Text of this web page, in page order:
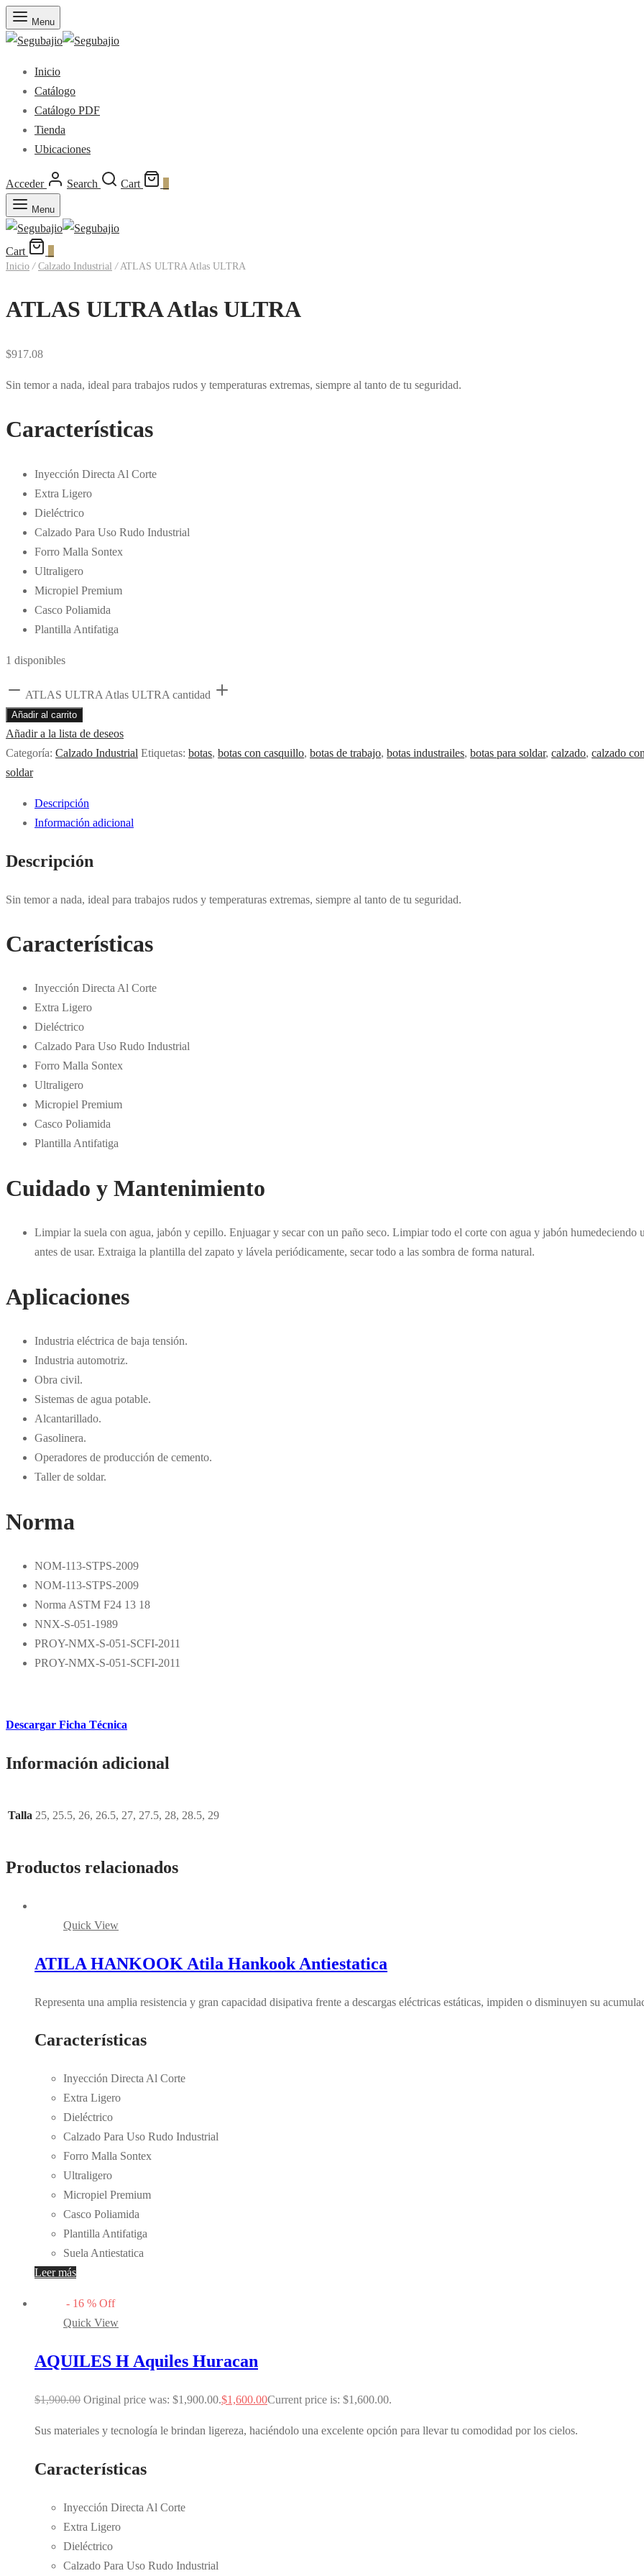
Menu
Inicio
Catálogo
Catálogo PDF
Tienda
Ubicaciones
Acceder Search Cart
Menu
Cart
Inicio / Calzado Industrial /ATLAS ULTRA Atlas ULTRA
ATLAS ULTRA Atlas ULTRA
$917.08
Sin temor a nada, ideal para trabajos rudos y temperaturas extremas, siempre al tanto de tu seguridad.
Características
Inyección Directa Al Corte
Extra Ligero
Dieléctrico
Calzado Para Uso Rudo Industrial
Forro Malla Sontex
Ultraligero
Micropiel Premium
Casco Poliamida
Plantilla Antifatiga
1 disponibles
ATLAS ULTRA Atlas ULTRA cantidad
Añadir al carrito
Añadir a la lista de deseos
Categoría: Calzado Industrial Etiquetas: botas, botas con casquillo, botas de trabajo, botas industrailes, botas para soldar, calzado, calzado
soldar
Descripción
Información adicional
Descripción
Sin temor a nada, ideal para trabajos rudos y temperaturas extremas, siempre al tanto de tu seguridad.
Características
Inyección Directa Al Corte
Extra Ligero
Dieléctrico
Calzado Para Uso Rudo Industrial
Forro Malla Sontex
Ultraligero
Micropiel Premium
Casco Poliamida
Plantilla Antifatiga
Cuidado y Mantenimiento
Limpiar la suela con agua, jabón y cepillo. Enjuagar y secar con un paño seco. Limpiar todo el corte con agua y jabón humedeciendo
antes de usar. Extraiga la plantilla del zapato y lávela periódicamente, secar todo a las sombra de forma natural.
Aplicaciones
Industria eléctrica de baja tensión.
Industria automotriz.
Obra civil.
Sistemas de agua potable.
Alcantarillado.
Gasolinera.
Operadores de producción de cemento.
Taller de soldar.
Norma
NOM-113-STPS-2009
NOM-113-STPS-2009
Norma ASTM F24 13 18
NNX-S-051-1989
PROY-NMX-S-051-SCFI-2011
PROY-NMX-S-051-SCFI-2011
Descargar Ficha Técnica
Información adicional
Talla 25, 25.5, 26, 26.5, 27, 27.5, 28, 28.5, 29
Productos relacionados
Quick View
ATILA HANKOOK Atila Hankook Antiestatica
Representa una amplia resistencia y gran capacidad disipativa frente a descargas eléctricas estáticas, impiden o disminuyen su
Características
Inyección Directa Al Corte
Extra Ligero
Dieléctrico
Calzado Para Uso Rudo Industrial
Forro Malla Sontex
Ultraligero
Micropiel Premium
Casco Poliamida
Plantilla Antifatiga
Suela Antiestatica
Leer más
- 16 % Off
Quick View
AQUILES H Aquiles Huracan
$1,900.00 Original price was: $1,900.00.$1,600.00Current price is: $1,600.00.
Sus materiales y tecnología le brindan ligereza, haciéndolo una excelente opción para llevar tu comodidad por los cielos.
Características
Inyección Directa Al Corte
Extra Ligero
Dieléctrico
Calzado Para Uso Rudo Industrial